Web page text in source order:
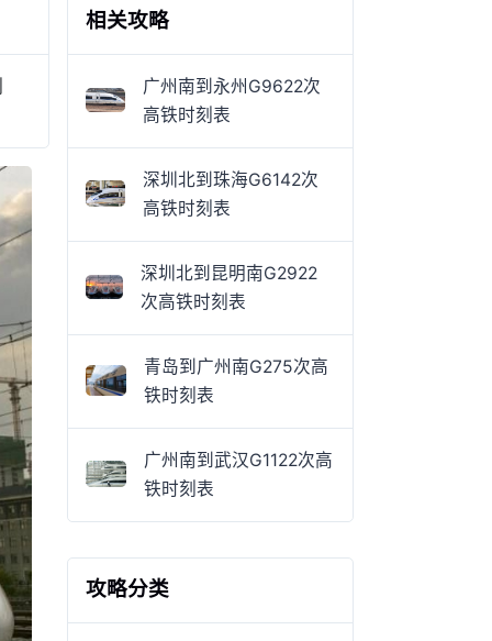
相关攻略
广州南到永州G9622次
高铁时刻表
深圳北到珠海G6142次
高铁时刻表
深圳北到昆明南G2922
次高铁时刻表
青岛到广州南G275次高
铁时刻表
广州南到武汉G1122次高
铁时刻表
攻略分类